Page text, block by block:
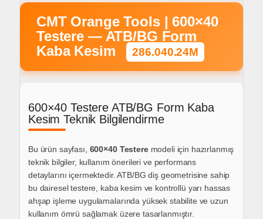
CMT Orange Tools | 600×40
Testere — ATB/BG Form
Kaba Kesim
286.040.24M
600×40 Testere ATB/BG Form Kaba
Kesim Teknik Bilgilendirme
Bu ürün sayfası, 600×40 Testeremodeli için hazırlanmış
teknik bilgiler, kullanım önerileri ve performans
detaylarını içermektedir. ATB/BG diş geometrisine sahip
bu dairesel testere,
kaba kesim ve kontrollü yarı hassas
ahşap işleme uygulamalarında yüksek stabilite ve uzun
kullanım ömrü sağlamak üzere tasarlanmıştır.